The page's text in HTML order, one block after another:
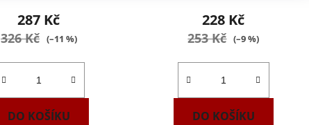
287 Kč
326 Kč (–11 %)
DO KOŠÍKU
228 Kč
253 Kč (–9 %)
DO KOŠÍKU